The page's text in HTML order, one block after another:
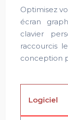
Optimisez
écran
clavier
raccourcis
conception
Logiciel